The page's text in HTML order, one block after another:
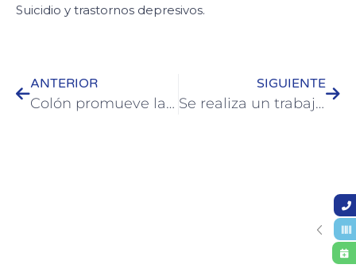
Suicidio y trastornos depresivos.
ANTERIOR
Colón promueve la tenencia responsable de animales
SIGUIENTE
Se realiza un trabajo integral en caminos de Colonia